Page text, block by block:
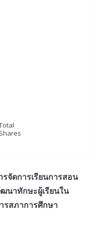
Shares
จัดการเรียนการสอน
นาทักษะผู้เรียนใน
รสภาการศึกษา